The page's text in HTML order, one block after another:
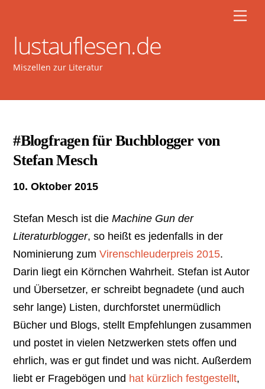
contentlustauflesen.de
Miszellen zur Literatur
#Blogfragen für Buchblogger von
Stefan Mesch
10. Oktober 2015
Stefan Mesch ist dieMachine Gun der
Literaturblogger, so heißt es jedenfalls in der
Nominierung zumVirenschleuderpreis 2015.
Darin liegt ein Körnchen Wahrheit. Stefan ist Autor
und Übersetzer, er schreibt begnadete (und auch
sehr lange) Listen, durchforstet unermüdlich
Bücher und Blogs, stellt Empfehlungen zusammen
und postet in vielen Netzwerken stets offen und
ehrlich, was er gut findet und was nicht. Außerdem
liebt er Fragebögen und hat kürzlich festgestellt,